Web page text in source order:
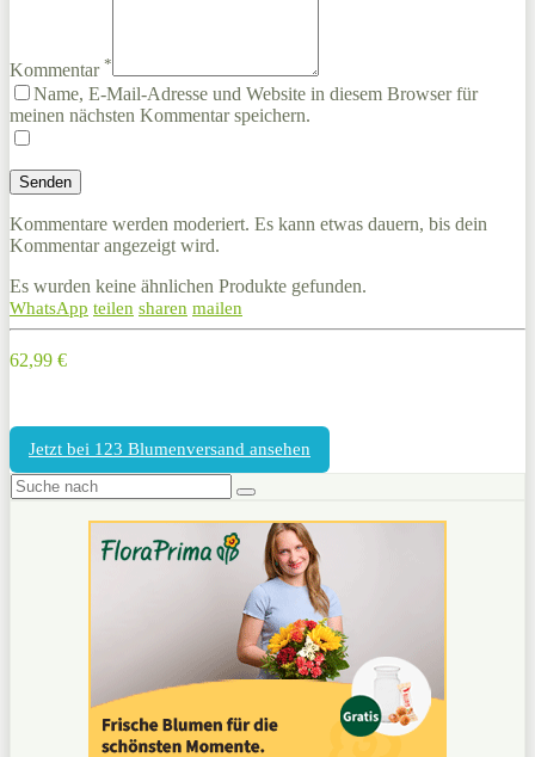
Kommentar *
Name, E-Mail-Adresse und Website in diesem Browser für
meinen nächsten Kommentar speichern.
Kommentare werden moderiert. Es kann etwas dauern, bis dein
Kommentar angezeigt wird.
Es wurden keine ähnlichen Produkte gefunden.
WhatsApp teilen sharen mailen
62,99 €
Jetzt bei 123 Blumenversand ansehen